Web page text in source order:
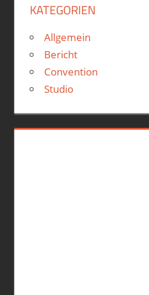
KATEGORIEN
Allgemein
Bericht
Convention
Studio